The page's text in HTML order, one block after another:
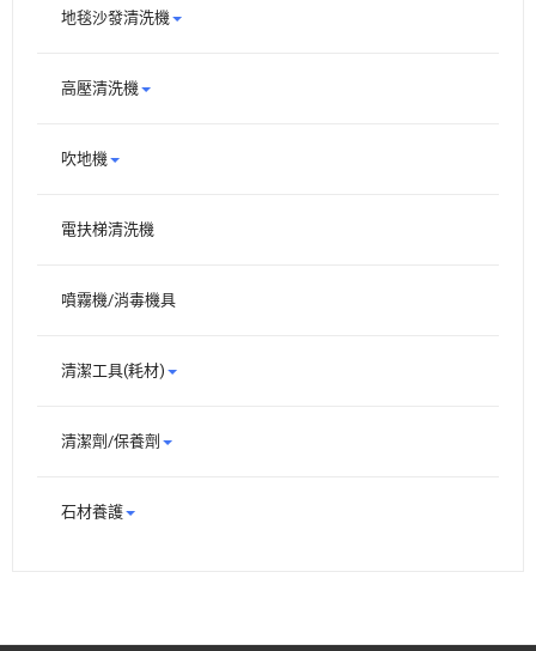
地毯沙發清洗機
高壓清洗機
吹地機
電扶梯清洗機
噴霧機/消毒機具
清潔工具(耗材)
清潔劑/保養劑
石材養護